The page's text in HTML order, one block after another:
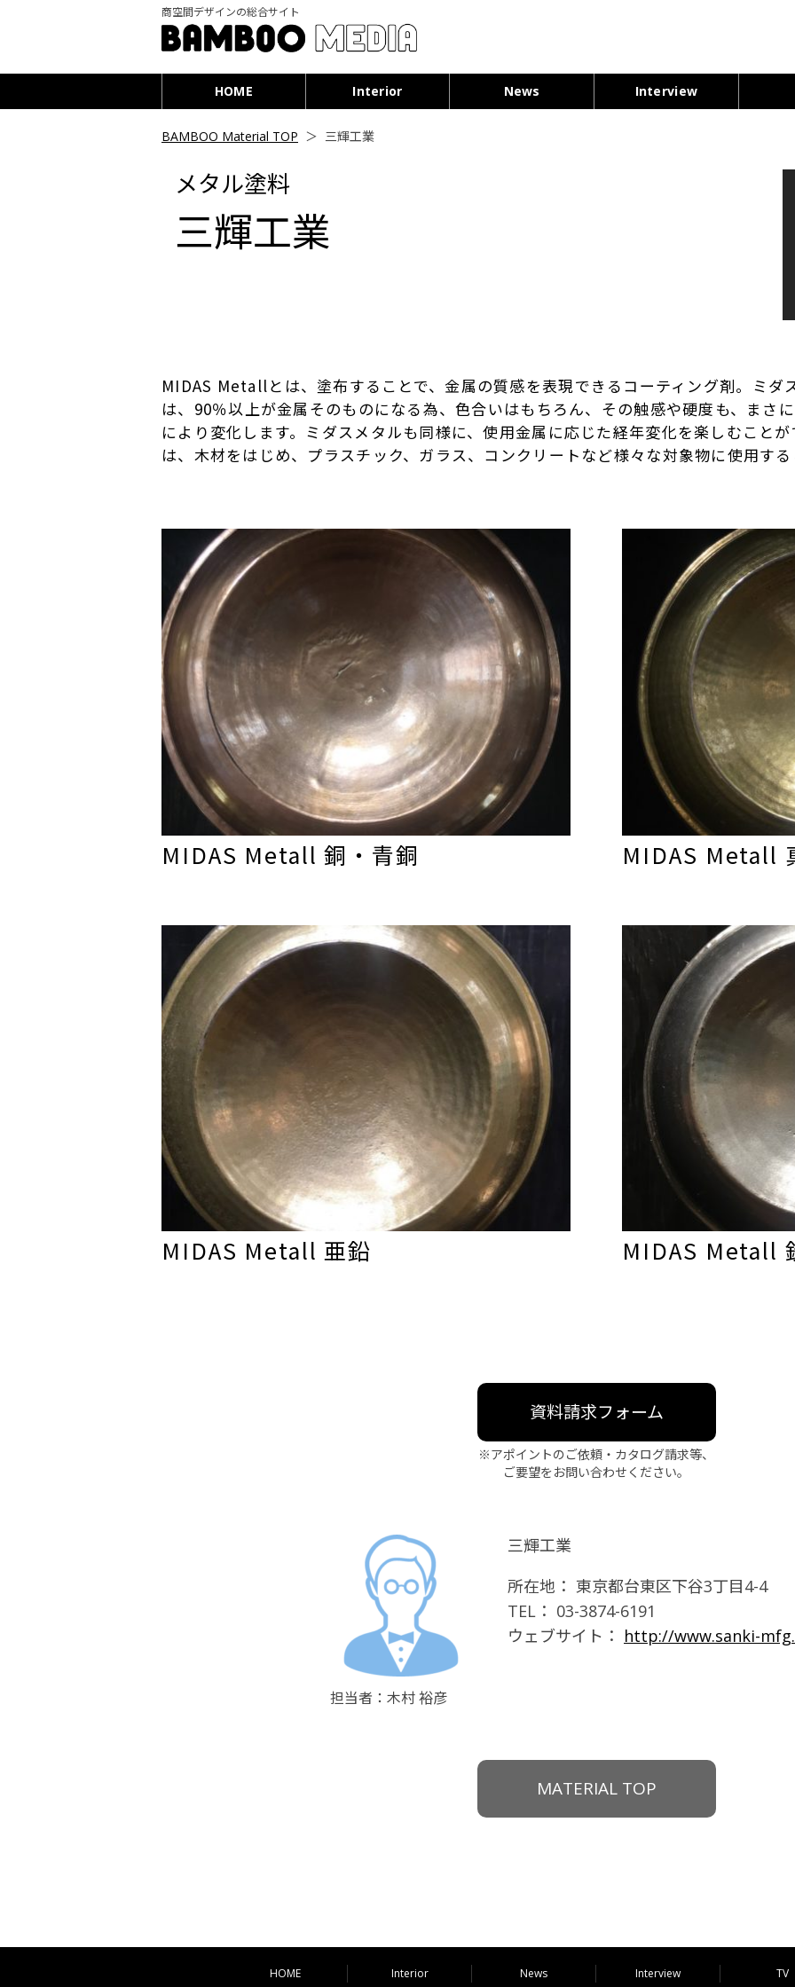
商空間デザインの総合サイト
HOME Interior News Interview
BAMBOO Material TOP ＞ 三輝工業
メタル塗料
三輝工業
MIDAS Metallとは、塗布することで、金属の質感を表現できるコーティング剤。ミダ
は、90％以上が金属そのものになる為、色合いはもちろん、その触感や硬度も、まさ
により変化します。ミダスメタルも同様に、使用金属に応じた経年変化を楽しむこと
は、木材をはじめ、プラスチック、ガラス、コンクリートなど様々な対象物に使用す
MIDAS Metall 銅・青銅 MIDAS Metall
MIDAS Metall 亜鉛 MIDAS Metall
資料請求フォーム
※アポイントのご依頼・カタログ請求等、
ご要望をお問い合わせください。
担当者：木村 裕彦
三輝工業
所在地： 東京都台東区下谷3丁目4-4
TEL： 03-3874-6191
ウェブサイト： http://www.sanki-
MATERIAL TOP
HOME Interior News Interview TV